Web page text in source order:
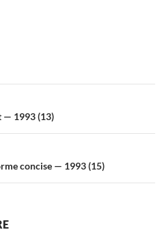
— 1993 (13)
concise — 1993 (15)